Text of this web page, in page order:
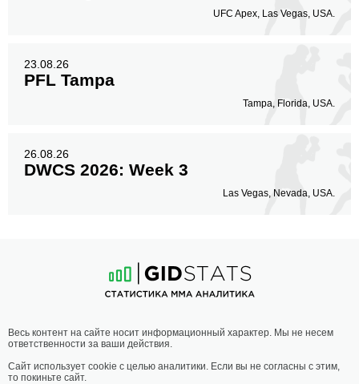
UFC Apex, Las Vegas, USA.
23.08.26
PFL Tampa
Tampa, Florida, USA.
26.08.26
DWCS 2026: Week 3
Las Vegas, Nevada, USA.
Весь контент на сайте носит информационный характер. Мы не несем
ответственности за ваши действия.
Сайт использует cookie с целью аналитики. Если вы не согласны с этим,
то покиньте сайт.